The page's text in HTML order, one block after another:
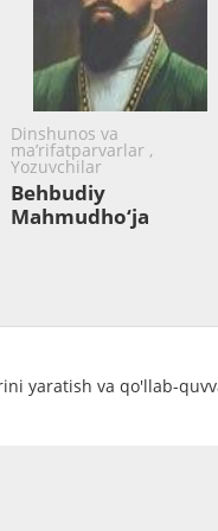
Dinshunos va
ma’rifatparvarlar ,
Yozuvchilar
Behbudiy
Mahmudho‘ja
yaratish va qo'llab-